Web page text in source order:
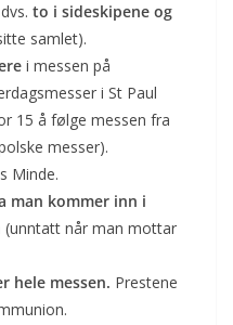
to i sideskipene og
samlet).
i messen på
i St Paul
15 å følge messen fra
messer).
Minde.
man kommer inn i
(unntatt når man mottar
hele messen. Prestene